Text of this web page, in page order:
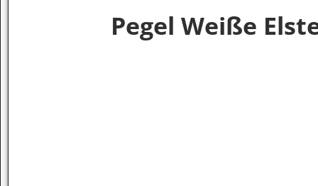
Pegel Weiße